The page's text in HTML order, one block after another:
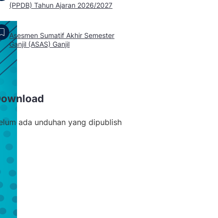
(PPDB) Tahun Ajaran 2026/2027
Asesmen Sumatif Akhir Semester
Ganjil (ASAS) Ganjil
ada unduhan yang dipublish